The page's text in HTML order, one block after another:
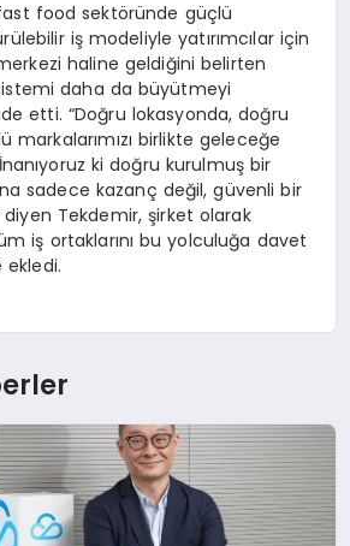
fast food sektöründe güçlü
iş modeliyle yatırımcılar için
haline geldiğini belirten
daha da büyütmeyi
etti. “Doğru lokasyonda, doğru
markalarımızı birlikte geleceğe
ki doğru kurulmuş bir
sadece kazanç değil, güvenli bir
Tekdemir, şirket olarak
iş ortaklarını bu yolculuğa davet
ekledi.